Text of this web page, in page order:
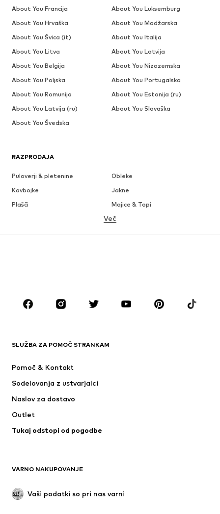
RAZPRODAJA
Puloverji & pletenine
Obleke
Kavbojke
Jakne
Plašči
Majice & Topi
Perilo
Krila
Bluze & Tunike
Dodatki
Premium
Novo
Perilo
Plašči
Kopalke & Kopalna moda
'Upcycling'
Več
SLUŽBA ZA POMOČ STRANKAM
Pomoč & Kontakt
Sodelovanja z ustvarjalci
Naslov za dostavo
Outlet
Tukaj odstopi od pogodbe
VARNO NAKUPOVANJE
Vaši podatki so pri nas varni
About You Francija
About You Luksemburg
About You Hrvaška
About You Madžarska
About You Švica (it)
About You Italija
About You Litva
About You Latvija
About You Belgija
About You Nizozemska
About You Poljska
About You Portugalska
About You Romunija
About You Estonija (ru)
About You Latvija (ru)
About You Slovaška
About You Švedska